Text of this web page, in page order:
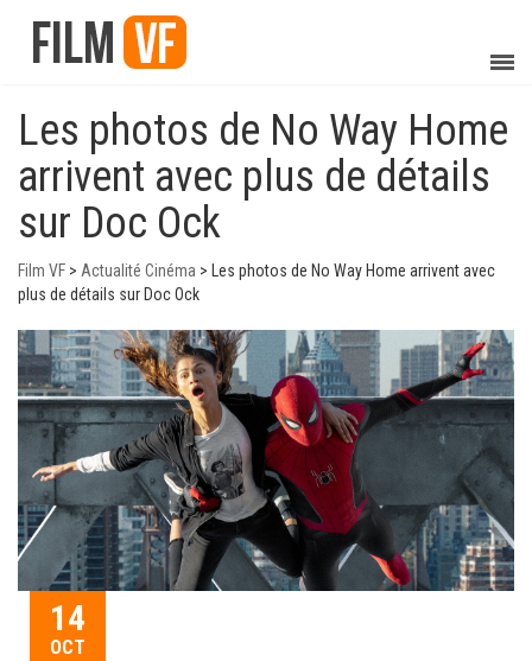
Les photos de No Way Home
arrivent avec plus de détails
sur Doc Ock
Film VF > Actualité Cinéma >
Les photos de No Way Home arrivent avec
plus de détails sur Doc Ock
14
OCT